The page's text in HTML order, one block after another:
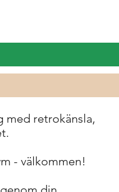
med retrokänsla,
- välkommen!